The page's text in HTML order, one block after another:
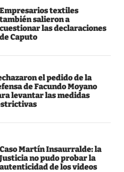
Empresarios textiles
también salieron a
cuestionar las declaraciones
de Caputo
el pedido de la
de Facundo Moyano
levantar las medidas
Caso Martín Insaurralde: la
Justicia no pudo probar la
autenticidad de los videos